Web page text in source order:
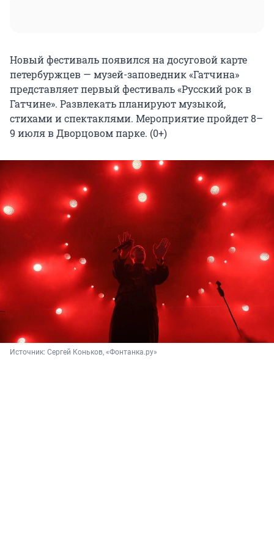
Новый фестиваль появился на досуговой карте
петербуржцев — музей-заповедник «Гатчина»
представляет первый фестиваль «Русский рок в
Гатчине». Развлекать планируют музыкой,
стихами и спектаклями. Мероприятие пройдет 8–
9 июля в Дворцовом парке. (0+)
Источник: Сергей Коньков, «Фонтанка.ру»